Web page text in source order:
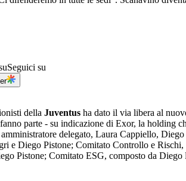
Seguici su
della Juventus ha dato il via libera al
parte - su indicazione di Exor, la holding
amministratore delegato, Laura Cappiello,
e Diego Pistone; Comitato Controllo e
Pistone; Comitato ESG, composto da